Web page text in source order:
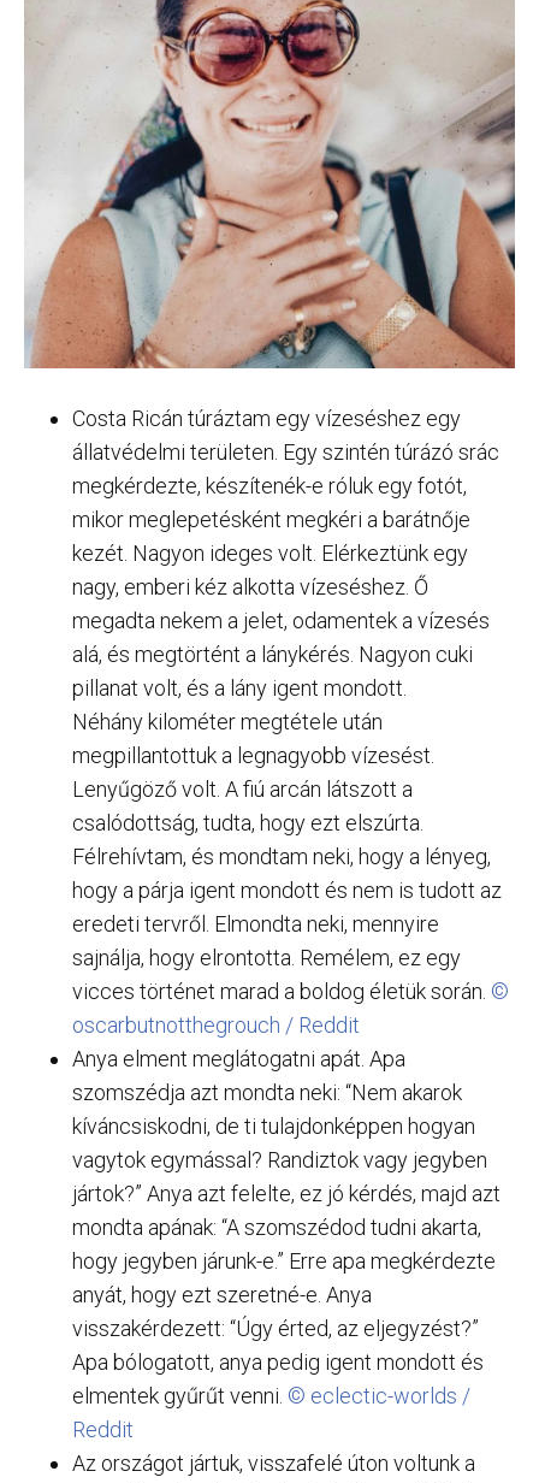
Costa Ricán túráztam egy vízeséshez egy
állatvédelmi területen. Egy szintén túrázó srác
megkérdezte, készítenék-e róluk egy fotót,
mikor meglepetésként megkéri a barátnője
kezét. Nagyon ideges volt. Elérkeztünk egy
nagy, emberi kéz alkotta vízeséshez. Ő
megadta nekem a jelet, odamentek a vízesés
alá, és megtörtént a lánykérés. Nagyon cuki
pillanat volt, és a lány igent mondott.
Néhány kilométer megtétele után
megpillantottuk a legnagyobb vízesést.
Lenyűgöző volt. A fiú arcán látszott a
csalódottság, tudta, hogy ezt elszúrta.
Félrehívtam, és mondtam neki, hogy a lényeg,
hogy a párja igent mondott és nem is tudott az
eredeti tervről. Elmondta neki, mennyire
sajnálja, hogy elrontotta. Remélem, ez egy
vicces történet marad a boldog életük során. ©
oscarbutnotthegrouch / Reddit
Anya elment meglátogatni apát. Apa
szomszédja azt mondta neki: “Nem akarok
kíváncsiskodni, de ti tulajdonképpen hogyan
vagytok egymással? Randiztok vagy jegyben
jártok?” Anya azt felelte, ez jó kérdés, majd azt
mondta apának: “A szomszédod tudni akarta,
hogy jegyben járunk-e.” Erre apa megkérdezte
anyát, hogy ezt szeretné-e. Anya
visszakérdezett: “Úgy érted, az eljegyzést?”
Apa bólogatott, anya pedig igent mondott és
elmentek gyűrűt venni. © eclectic-worlds /
Reddit
Az országot jártuk, visszafelé úton voltunk a